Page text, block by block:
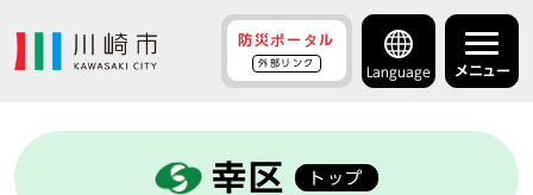
防災ポータル
外部リンク
Language メニュー
幸区 トップ